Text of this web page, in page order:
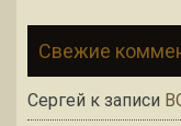
Свежие
Сергей к записи